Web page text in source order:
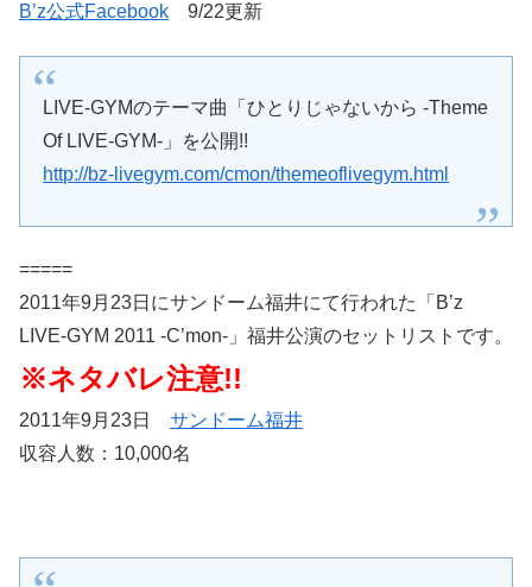
B’z公式Facebook 9/22更新
LIVE-GYMのテーマ曲「ひとりじゃないから -Theme
Of LIVE-GYM-」を公開!!
http://bz-livegym.com/cmon/themeoflivegym.html
=====
2011年9月23日にサンドーム福井にて行われた「B’z
LIVE-GYM 2011 -C’mon-」福井公演のセットリストです。
※ネタバレ注意!!
2011年9月23日 サンドーム福井
収容人数：10,000名